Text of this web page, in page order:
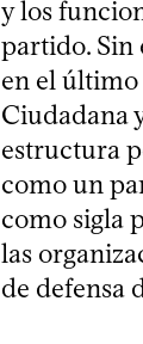
y los
partido. Sin
en el
Ciudadana
estructura
como un
como sigla
las
de defensa